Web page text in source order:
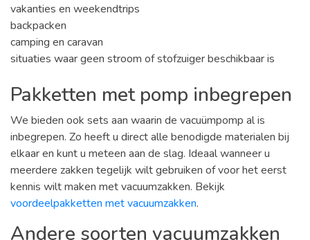
vakanties en weekendtrips
backpacken
camping en caravan
situaties waar geen stroom of stofzuiger beschikbaar is
Pakketten met pomp inbegrepen
We bieden ook sets aan waarin de vacuümpomp al is
inbegrepen. Zo heeft u direct alle benodigde materialen bij
elkaar en kunt u meteen aan de slag. Ideaal wanneer u
meerdere zakken tegelijk wilt gebruiken of voor het eerst
kennis wilt maken met vacuumzakken. Bekijk
voordeelpakketten met vacuumzakken.
Andere soorten vacuumzakken